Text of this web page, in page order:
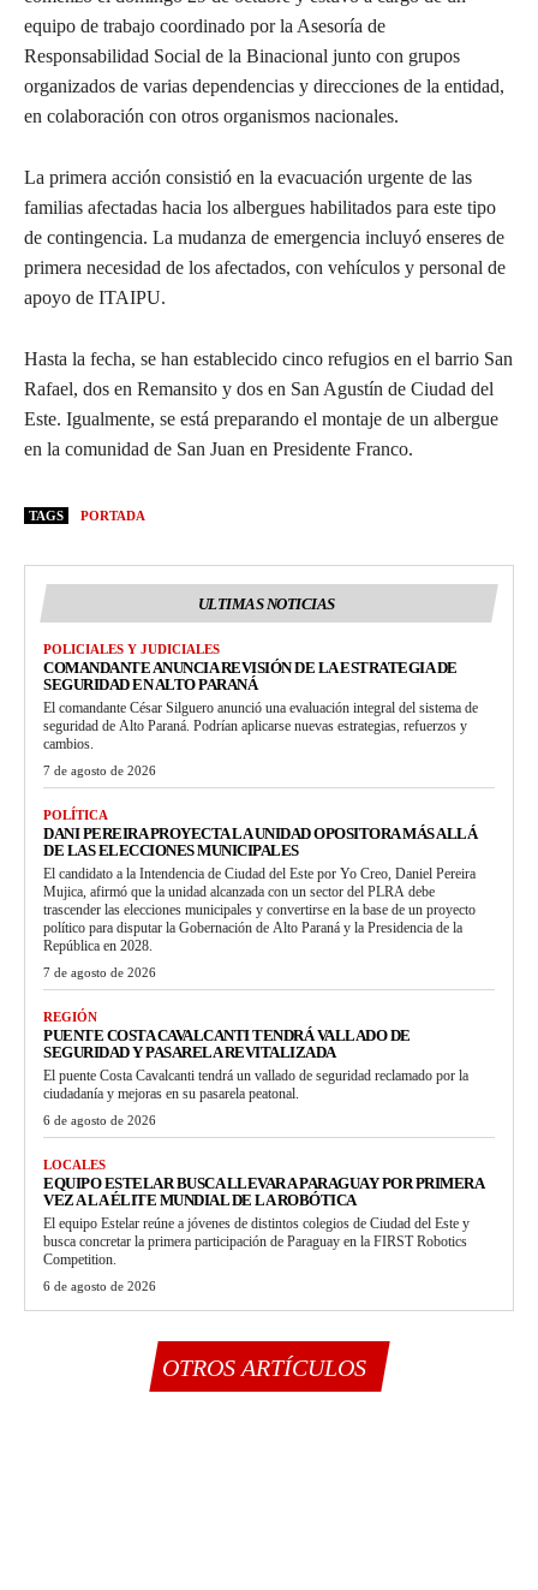
equipo de trabajo coordinado por la Asesoría de
Responsabilidad Social de la Binacional junto con grupos
organizados de varias dependencias y direcciones de la entidad,
en colaboración con otros organismos nacionales.
La primera acción consistió en la evacuación urgente de las
familias afectadas hacia los albergues habilitados para este tipo
de contingencia. La mudanza de emergencia incluyó enseres de
primera necesidad de los afectados, con vehículos y personal de
apoyo de ITAIPU.
Hasta la fecha, se han establecido cinco refugios en el barrio San
Rafael, dos en Remansito y dos en San Agustín de Ciudad del
Este. Igualmente, se está preparando el montaje de un albergue
en la comunidad de San Juan en Presidente Franco.
TAGS PORTADA
ULTIMAS NOTICIAS
POLICIALES Y JUDICIALES
COMANDANTE ANUNCIA REVISIÓN DE LA ESTRATEGIA DE
SEGURIDAD EN ALTO PARANÁ
El comandante César Silguero anunció una evaluación integral del sistema de
seguridad de Alto Paraná. Podrían aplicarse nuevas estrategias, refuerzos y
cambios.
7 de agosto de 2026
POLÍTICA
DANI PEREIRA PROYECTA LA UNIDAD OPOSITORA MÁS ALLÁ
DE LAS ELECCIONES MUNICIPALES
El candidato a la Intendencia de Ciudad del Este por Yo Creo, Daniel Pereira
Mujica, afirmó que la unidad alcanzada con un sector del PLRA debe
trascender las elecciones municipales y convertirse en la base de un proyecto
político para disputar la Gobernación de Alto Paraná y la Presidencia de la
República en 2028.
7 de agosto de 2026
REGIÓN
PUENTE COSTA CAVALCANTI TENDRÁ VALLADO DE
SEGURIDAD Y PASARELA REVITALIZADA
El puente Costa Cavalcanti tendrá un vallado de seguridad reclamado por la
ciudadanía y mejoras en su pasarela peatonal.
6 de agosto de 2026
LOCALES
EQUIPO ESTELAR BUSCA LLEVAR A PARAGUAY POR PRIMERA
VEZ A LA ÉLITE MUNDIAL DE LA ROBÓTICA
El equipo Estelar reúne a jóvenes de distintos colegios de Ciudad del Este y
busca concretar la primera participación de Paraguay en la FIRST Robotics
Competition.
6 de agosto de 2026
OTROS ARTÍCULOS